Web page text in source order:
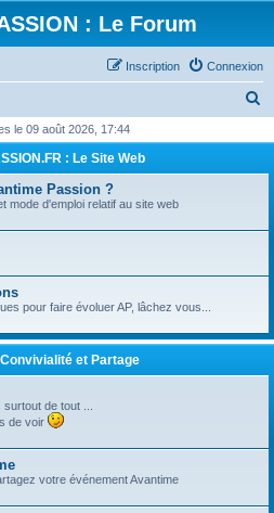
: Le Forum
Connexion
Inscription
h
r
h
r
le 09 août 2026, 17:44
: Le Site Web
Passion ?
mode d'emploi relatif au site web
pour faire évoluer AP, lâchez vous...
et Partage
de tout ...
de voir
votre événement Avantime